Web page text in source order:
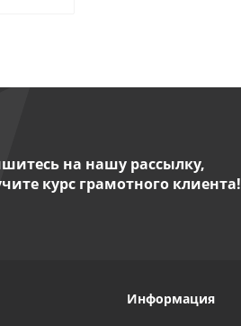
на нашу рассылку,
курс грамотного клиента!
Информация